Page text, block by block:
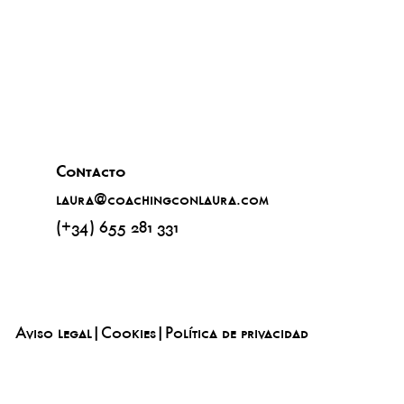
Contacto
laura@coachingconlaura.com
(+34) 655 281 331
Aviso legal| Cookies| Política de privacidad